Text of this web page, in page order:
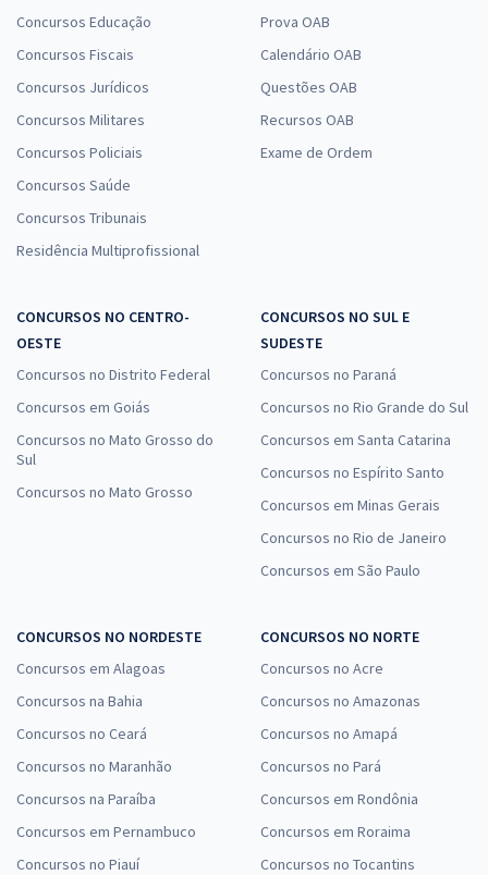
Concursos Educação
Concursos Fiscais
Concursos Jurídicos
Concursos Militares
Concursos Policiais
Concursos Saúde
Concursos Tribunais
Residência Multiprofissional
Prova OAB
Calendário OAB
Questões OAB
Recursos OAB
Exame de Ordem
CONCURSOS NO CENTRO-
OESTE
Concursos no Distrito Federal
Concursos em Goiás
Concursos no Mato Grosso do
Sul
Concursos no Mato Grosso
CONCURSOS NO SUL E
SUDESTE
Concursos no Paraná
Concursos no Rio Grande do Sul
Concursos em Santa Catarina
Concursos no Espírito Santo
Concursos em Minas Gerais
Concursos no Rio de Janeiro
Concursos em São Paulo
CONCURSOS NO NORDESTE
Concursos em Alagoas
Concursos na Bahia
Concursos no Ceará
Concursos no Maranhão
Concursos na Paraíba
Concursos em Pernambuco
Concursos no Piauí
CONCURSOS NO NORTE
Concursos no Acre
Concursos no Amazonas
Concursos no Amapá
Concursos no Pará
Concursos em Rondônia
Concursos em Roraima
Concursos no Tocantins